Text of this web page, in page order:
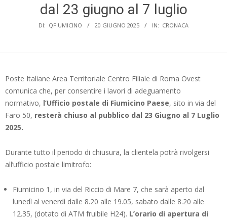
dal 23 giugno al 7 luglio
DI: QFIUMICINO 20 GIUGNO 2025 IN: CRONACA
Poste Italiane Area Territoriale Centro Filiale di Roma Ovest
comunica che, per consentire i lavori di adeguamento
normativo, l’Ufficio postale di Fiumicino Paese, sito in via del
Faro 50, resterà chiuso al pubblico dal 23 Giugno al 7 Luglio
2025.
Durante tutto il periodo di chiusura, la clientela potrà rivolgersi
all’ufficio postale limitrofo:
Fiumicino 1, in via del Riccio di Mare 7, che sarà aperto dal
lunedì al venerdì dalle 8.20 alle 19.05, sabato dalle 8.20 alle
12.35, (dotato di ATM fruibile H24). L’orario di apertura di